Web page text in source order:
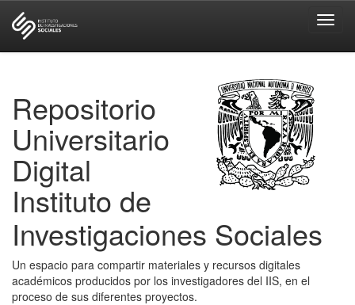
Repositorio
Universitario
Digital
Instituto de
Investigaciones Sociales
Un espacio para compartir materiales y recursos digitales
académicos producidos por los investigadores del IIS, en el
proceso de sus diferentes proyectos.